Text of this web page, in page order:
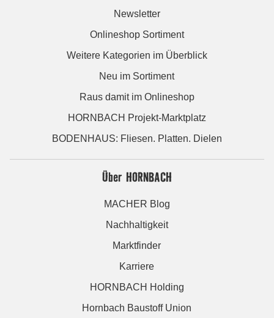
Newsletter
Onlineshop Sortiment
Weitere Kategorien im Überblick
Neu im Sortiment
Raus damit im Onlineshop
HORNBACH Projekt-Marktplatz
BODENHAUS: Fliesen. Platten. Dielen
Über HORNBACH
MACHER Blog
Nachhaltigkeit
Marktfinder
Karriere
HORNBACH Holding
Hornbach Baustoff Union